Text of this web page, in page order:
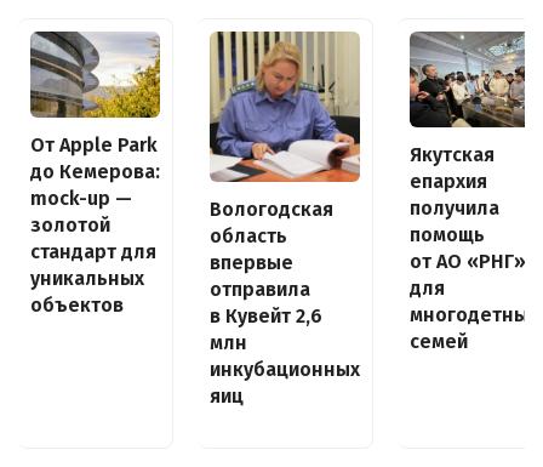
От Apple Park
до Кемерова:
mock-up —
золотой
стандарт для
уникальных
объектов
Вологодская
область
впервые
отправила
в Кувейт 2,6
млн
инкубационных
яиц
Якутская
епархия
получила
помощь
от АО «РНГ»
для
многодетных
семей